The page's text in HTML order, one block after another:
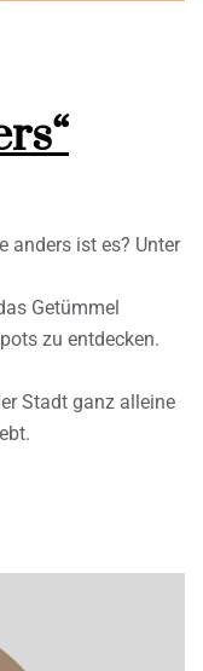
anders ist es? Unter
Getümmel
zu entdecken.
Stadt ganz alleine